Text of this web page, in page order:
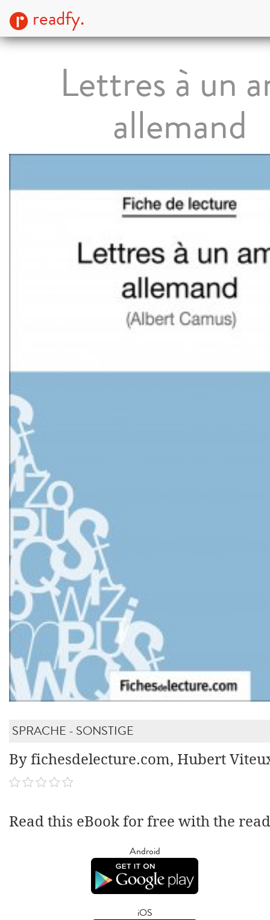
readfy.
Lettres à un
allemand
SPRACHE - SONSTIGE
By fichesdelecture.com, Hubert
Read this eBook for free with the
Android
iOS